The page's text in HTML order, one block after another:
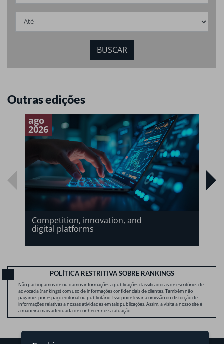
Outras edições
ago
2026
Competition, innovation, and
digital platforms
POLÍTICA RESTRITIVA SOBRE RANKINGS
Não participamos de ou damos informações a publicações classificadoras de escritórios de
advocacia (rankings) com uso de informações confidenciais de clientes. Também não
pagamos por espaço editorial ou publicitário. Isso pode levar a omissão ou distorção de
informações relativas a nossas atividades em tais publicações. Assim, a visita a nosso site é
a maneira mais adequada de conhecer nossa atuação.